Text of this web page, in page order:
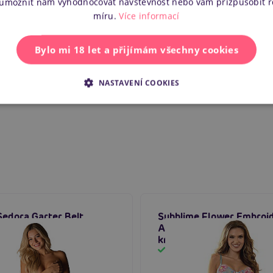
Další
Garter Belt
pás s
Subblime Flower
And Garter Belt Set
krajková souprava s
míru. Více informací
Bylo mi 18 let a přijímám všechny cookies
NASTAVENÍ COOKIES